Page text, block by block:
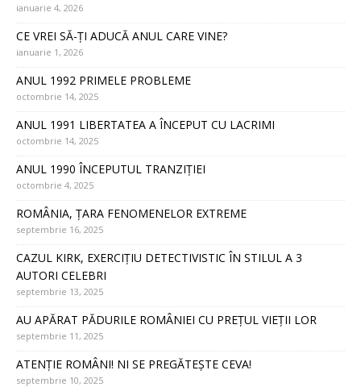
ianuarie 4, 2026
CE VREI SĂ-ȚI ADUCĂ ANUL CARE VINE?
ianuarie 1, 2026
ANUL 1992 PRIMELE PROBLEME
octombrie 14, 2025
ANUL 1991 LIBERTATEA A ÎNCEPUT CU LACRIMI
octombrie 14, 2025
ANUL 1990 ÎNCEPUTUL TRANZIȚIEI
octombrie 4, 2025
ROMÂNIA, ȚARA FENOMENELOR EXTREME
septembrie 16, 2025
CAZUL KIRK, EXERCIȚIU DETECTIVISTIC ÎN STILUL A 3
AUTORI CELEBRI
septembrie 13, 2025
AU APĂRAT PĂDURILE ROMÂNIEI CU PREȚUL VIEȚII LOR
septembrie 11, 2025
ATENȚIE ROMÂNI! NI SE PREGĂTEȘTE CEVA!
septembrie 10, 2025